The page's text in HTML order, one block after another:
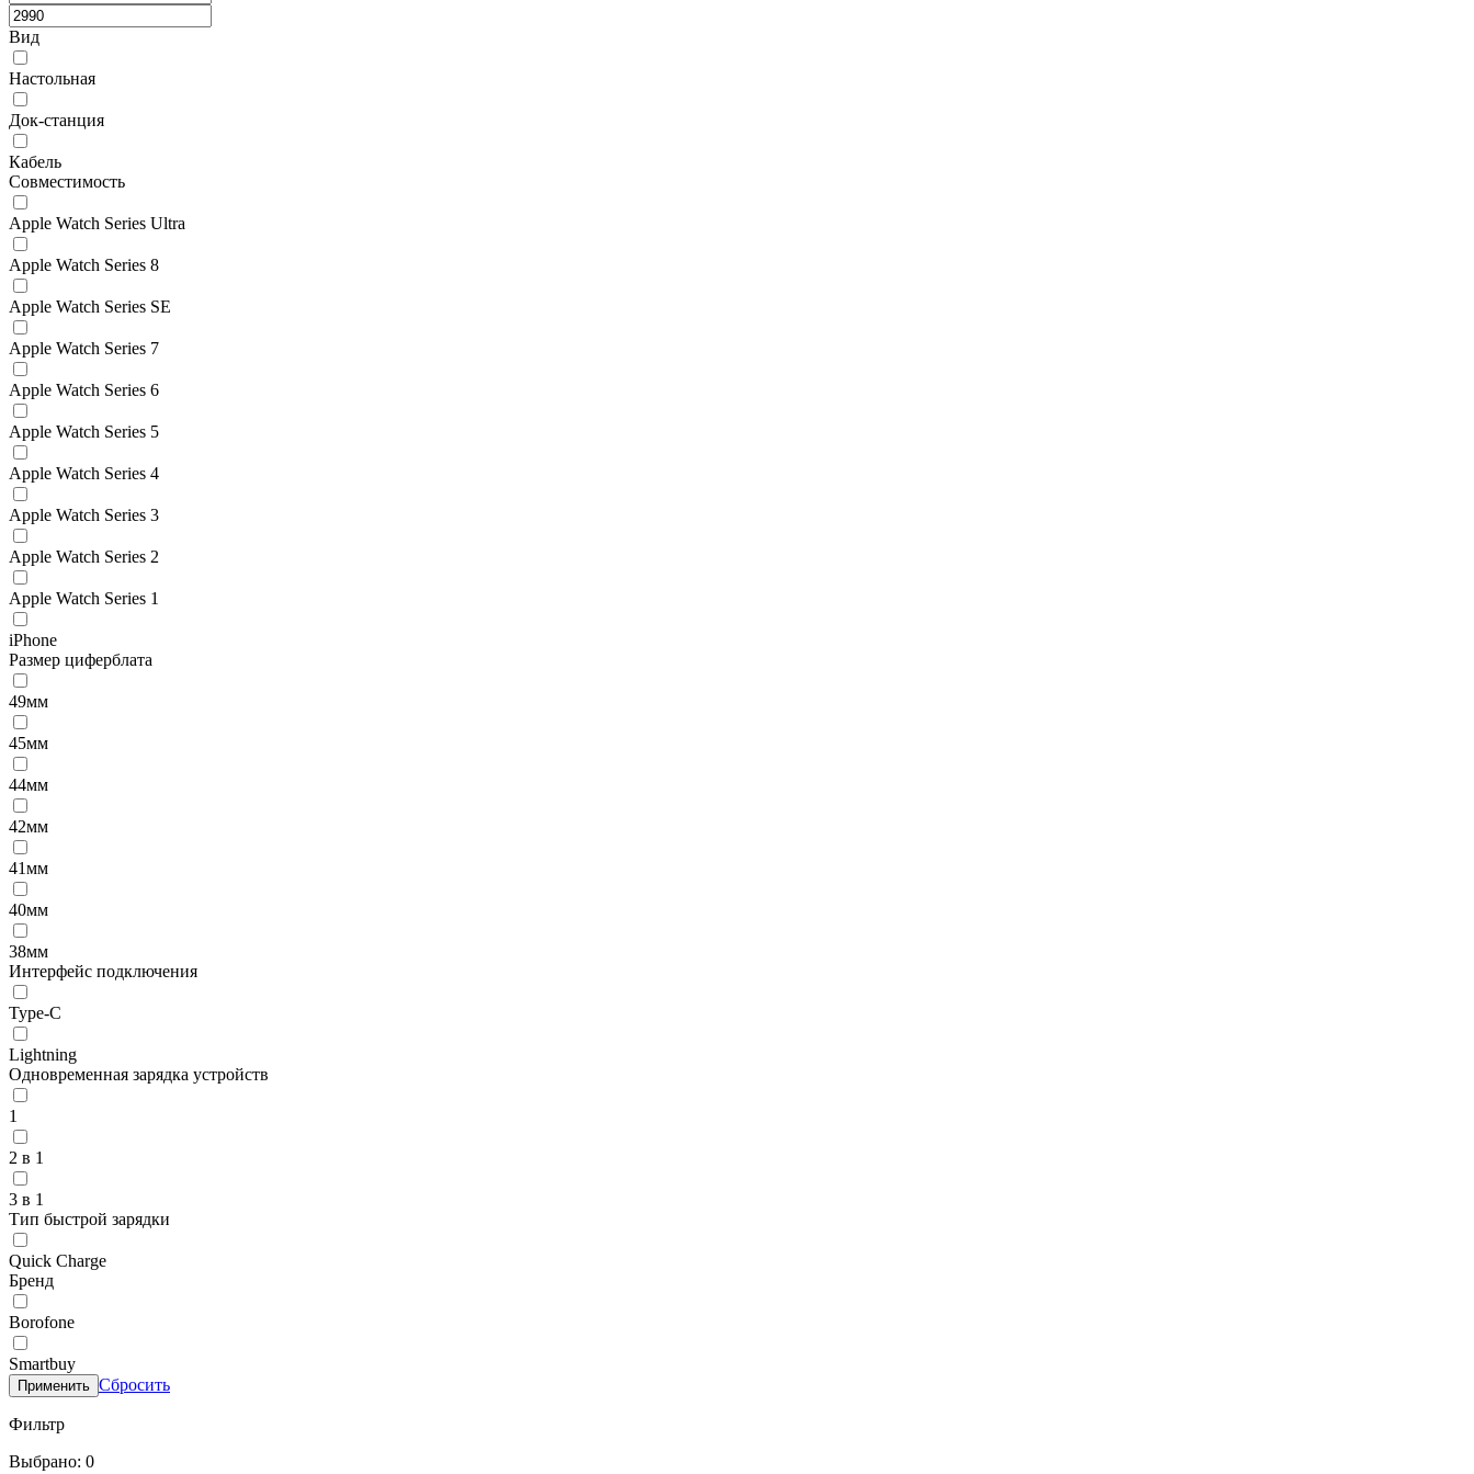
Вид
Настольная
Док-станция
Кабель
Совместимость
Apple Watch Series Ultra
Apple Watch Series 8
Apple Watch Series SE
Apple Watch Series 7
Apple Watch Series 6
Apple Watch Series 5
Apple Watch Series 4
Apple Watch Series 3
Apple Watch Series 2
Apple Watch Series 1
iPhone
Размер циферблата
49мм
45мм
44мм
42мм
41мм
40мм
38мм
Интерфейс подключения
Type-C
Lightning
Одновременная зарядка устройств
1
2 в 1
3 в 1
Тип быстрой зарядки
Quick Charge
Бренд
Borofone
Smartbuy
Применить Сбросить
Фильтр
Выбрано: 0